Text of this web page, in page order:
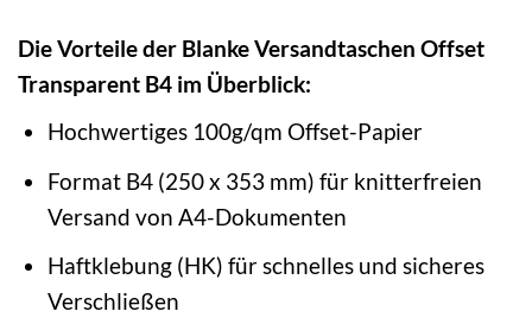
Die Vorteile der Blanke Versandtaschen Offset
Transparent B4 im Überblick:
Hochwertiges 100g/qm Offset-Papier
Format B4 (250 x 353 mm) für knitterfreien
Versand von A4-Dokumenten
Haftklebung (HK) für schnelles und sicheres
Verschließen